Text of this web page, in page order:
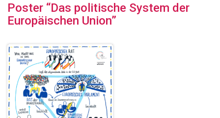
Poster “Das politische System der
Europäischen Union”